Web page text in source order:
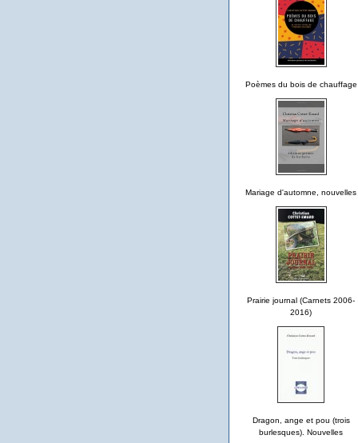
Poèmes du bois de chauffage
Mariage d'automne, nouvelles
Prairie journal (Carnets 2006-
2016)
Dragon, ange et pou (trois
burlesques). Nouvelles